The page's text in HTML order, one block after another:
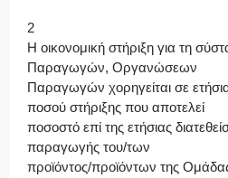
2
Η οικονομική στήριξη για τη
Παραγωγών, Οργανώσεων
Παραγωγών χορηγείται σε
ποσού στήριξης που αποτελεί
ποσοστό επί της ετήσιας
παραγωγής του/των
προϊόντος/προϊόντων της